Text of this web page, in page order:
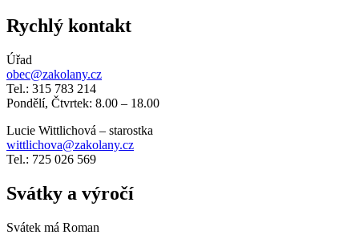
Rychlý kontakt
Úřad
obec@zakolany.cz
Tel.: 315 783 214
Pondělí, Čtvrtek: 8.00 – 18.00
Lucie Wittlichová – starostka
wittlichova@zakolany.cz
Tel.: 725 026 569
Svátky a výročí
Svátek má Roman